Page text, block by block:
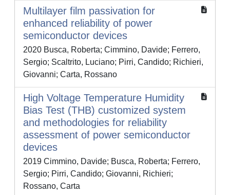
Multilayer film passivation for
enhanced reliability of power
semiconductor devices
2020 Busca, Roberta; Cimmino, Davide; Ferrero,
Sergio; Scaltrito, Luciano; Pirri, Candido; Richieri,
Giovanni; Carta, Rossano
High Voltage Temperature Humidity
Bias Test (THB) customized system
and methodologies for reliability
assessment of power semiconductor
devices
2019 Cimmino, Davide; Busca, Roberta; Ferrero,
Sergio; Pirri, Candido; Giovanni, Richieri;
Rossano, Carta